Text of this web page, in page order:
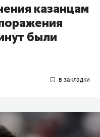
казанцам
были